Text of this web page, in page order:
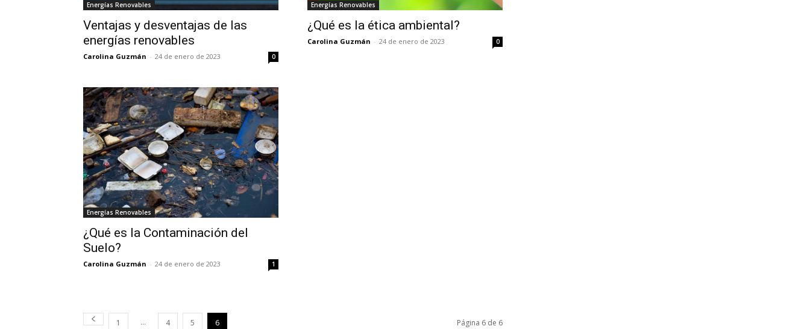
Energías Renovables
Ventajas y desventajas de las
energías renovables
Carolina Guzmán - 24 de enero de 2023 0
Energías Renovables
¿Qué es la ética ambiental?
Carolina Guzmán - 24 de enero de 2023 0
Energías Renovables
¿Qué es la Contaminación del
Suelo?
Carolina Guzmán - 24 de enero de 2023 1
1 ... 4 5 6 Página 6 de 6